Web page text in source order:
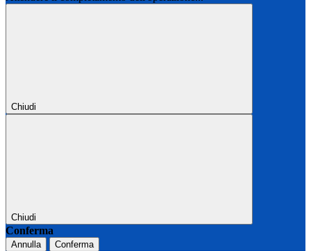
Chiudi
Chiudi
Conferma
Annulla Conferma